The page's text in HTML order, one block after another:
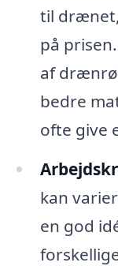
til
på
af
bedre
ofte give
kan
en god